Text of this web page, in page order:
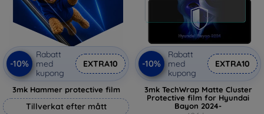
-10%
Rabatt
med
kupong
EXTRA10
3mk Hammer protective film
Tillverkat efter mått
-10%
Rabatt
med
kupong
EXTRA10
3mk TechWrap Matte Cluster
Protective film for Hyundai
Bayon 2024-